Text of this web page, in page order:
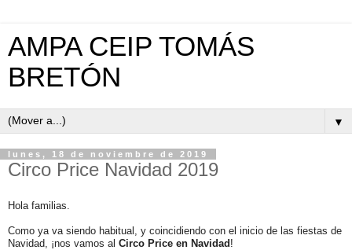
AMPA CEIP TOMÁS
BRETÓN
▼
lunes, 18 de noviembre de 2019
Circo Price Navidad 2019
Hola familias.
Como ya va siendo habitual, y coincidiendo con el inicio de las fiestas de
Navidad, ¡nos vamos al Circo Price en Navidad !